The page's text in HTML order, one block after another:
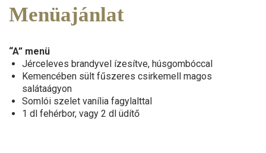
Menüajánlat
“A” menü
Jérceleves brandyvel ízesítve, húsgombóccal
Kemencében sült fűszeres csirkemell magos
salátaágyon
Somlói szelet vanília fagylalttal
1 dl fehérbor, vagy 2 dl üdítő